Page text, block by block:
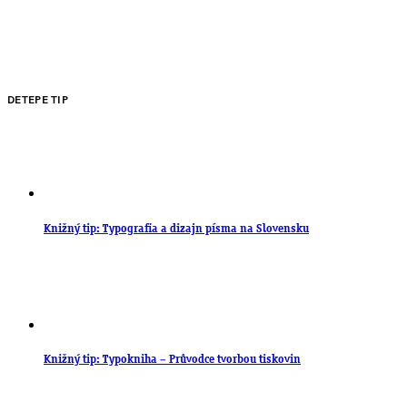
DETEPE TIP
Knižný tip: Typografia a dizajn písma na Slovensku
Knižný tip: Typokniha – Průvodce tvorbou tiskovin